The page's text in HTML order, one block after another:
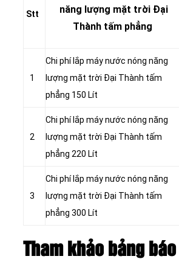
Stt
năng lượng mặt trời Đại
Thành tấm phẳng
1
Chi phí lắp máy nước nóng năng
lượng mặt trời Đại Thành tấm
phẳng 150 Lít
2
Chi phí lắp máy nước nóng năng
lượng mặt trời Đại Thành tấm
phẳng 220 Lít
3
Chi phí lắp máy nước nóng năng
lượng mặt trời Đại Thành tấm
phẳng 300 Lít
Tham khảo bảng báo